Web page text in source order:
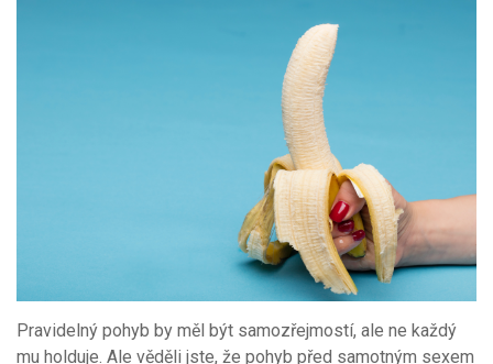
Pravidelný pohyb by měl být samozřejmostí, ale ne každý
mu holduje. Ale věděli jste, že pohyb před samotným sexem